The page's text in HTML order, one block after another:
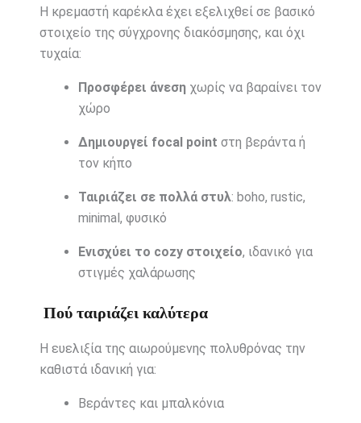
Η κρεμαστή καρέκλα έχει εξελιχθεί σε βασικό
στοιχείο της σύγχρονης διακόσμησης, και όχι
τυχαία:
Προσφέρει άνεσηχωρίς να βαραίνει τον
χώρο
Δημιουργεί focal point στη βεράντα ή
τον κήπο
Ταιριάζει σε πολλά στυλ: boho, rustic,
minimal, φυσικό
Ενισχύει το cozy στοιχείο, ιδανικό για
στιγμές χαλάρωσης
Πού ταιριάζει καλύτερα
Η ευελιξία της αιωρούμενης πολυθρόνας την
καθιστά ιδανική για:
Βεράντες και μπαλκόνια